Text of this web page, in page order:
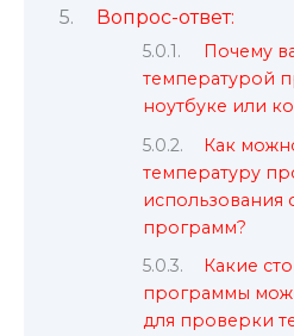
Вопрос-ответ:
Почему
температурой
ноутбуке или
Как
температуру
использования
программ?
Какие
программы
для проверки